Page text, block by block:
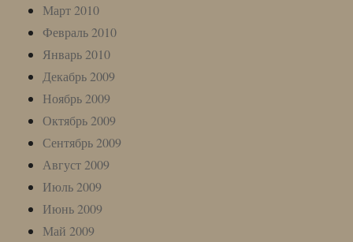
Март 2010
Февраль 2010
Январь 2010
Декабрь 2009
Ноябрь 2009
Октябрь 2009
Сентябрь 2009
Август 2009
Июль 2009
Июнь 2009
Май 2009